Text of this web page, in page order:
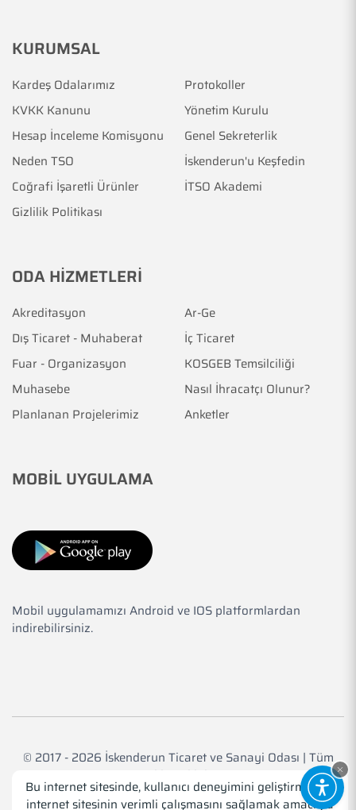
KURUMSAL
Kardeş Odalarımız
Protokoller
KVKK Kanunu
Yönetim Kurulu
Hesap İnceleme Komisyonu
Genel Sekreterlik
Neden TSO
İskenderun'u Keşfedin
Coğrafi İşaretli Ürünler
İTSO Akademi
Gizlilik Politikası
ODA HİZMETLERİ
Akreditasyon
Ar-Ge
Dış Ticaret - Muhaberat
İç Ticaret
Fuar - Organizasyon
KOSGEB Temsilciliği
Muhasebe
Nasıl İhracatçı Olunur?
Planlanan Projelerimiz
Anketler
MOBİL UYGULAMA
Mobil uygulamamızı Android ve IOS platformlardan
indirebilirsiniz.
© 2017 - 2026 İskenderun Ticaret ve Sanayi Odası | Tüm
Hakkı Saklıdır.
Bu internet sitesinde, kullanıcı deneyimini geliştirmek ve
internet sitesinin verimli çalışmasını sağlamak amacıyla